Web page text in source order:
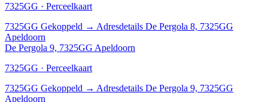
7325GG · Perceelkaart
7325GG Gekoppeld → Adresdetails De Pergola 8, 7325GG
Apeldoorn
De Pergola 9, 7325GG Apeldoorn
7325GG · Perceelkaart
7325GG Gekoppeld → Adresdetails De Pergola 9, 7325GG
Apeldoorn